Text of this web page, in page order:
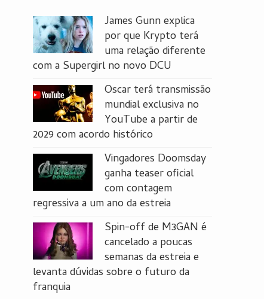
James Gunn explica
por que Krypto terá
uma relação diferente
com a Supergirl no novo DCU
Oscar terá transmissão
mundial exclusiva no
YouTube a partir de
2029 com acordo histórico
Vingadores Doomsday
ganha teaser oficial
com contagem
regressiva a um ano da estreia
Spin-off de M3GAN é
cancelado a poucas
semanas da estreia e
levanta dúvidas sobre o futuro da
franquia